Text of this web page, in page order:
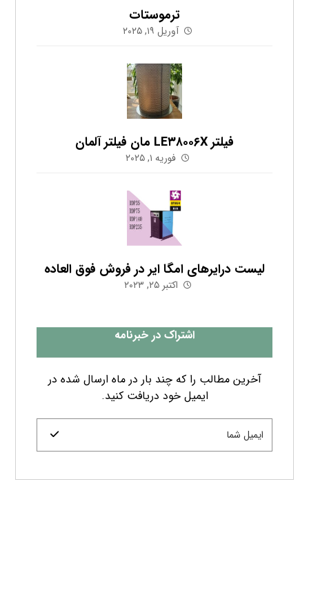
ترموستات
آوریل ۱۹, ۲۰۲۵
فیلتر LE۳۸۰۰۶X مان فیلتر آلمان
فوریه ۱, ۲۰۲۵
لیست درایرهای امگا ایر در فروش فوق العاده
اکتبر ۲۵, ۲۰۲۳
اشتراک در خبرنامه
آخرین مطالب را که چند بار در ماه ارسال شده در
ایمیل خود دریافت کنید.